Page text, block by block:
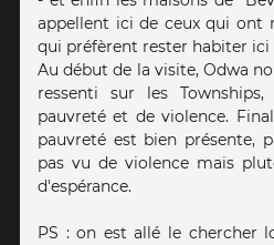
appellent ici de ceux qui ont
qui préfèrent rester habiter
Au début de la visite, Odwa
ressenti sur les
pauvreté et de violence.
pauvreté est bien présente,
pas vu de violence mais
d'espérance.
PS : on est allé le chercher